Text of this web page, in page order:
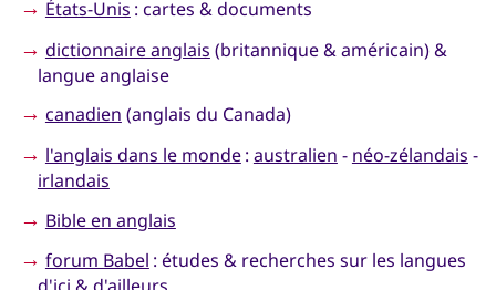
→ États-Unis : cartes & documents
→ dictionnaire anglais (britannique & américain) &
langue anglaise
→ canadien (anglais du Canada)
→ l'anglais dans le monde: australien - néo-zélandais -
irlandais
→ Bible en anglais
→ forum Babel : études & recherches sur les langues